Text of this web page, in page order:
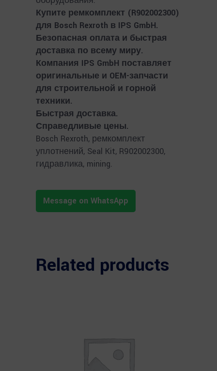
Купите ремкомплект (R902002300)
для Bosch Rexroth в IPS GmbH.
Безопасная оплата и быстрая
доставка по всему миру.
Компания IPS GmbH поставляет
оригинальные и OEM-запчасти
для строительной и горной
техники.
Быстрая доставка.
Справедливые цены.
Bosch Rexroth, ремкомплект
уплотнений, Seal Kit, R902002300,
гидравлика, mining.
Message on WhatsApp
Related products